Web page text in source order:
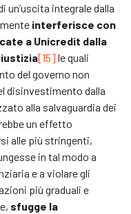
un’uscita integrale dalla
interferisce con
a Unicredit dalla
[15] le quali
del governo non
disinvestimento dalla
alla salvaguardia dei
un effetto
alle più stringenti,
in tal modo a
e a violare gli
più graduali e
sfugge la